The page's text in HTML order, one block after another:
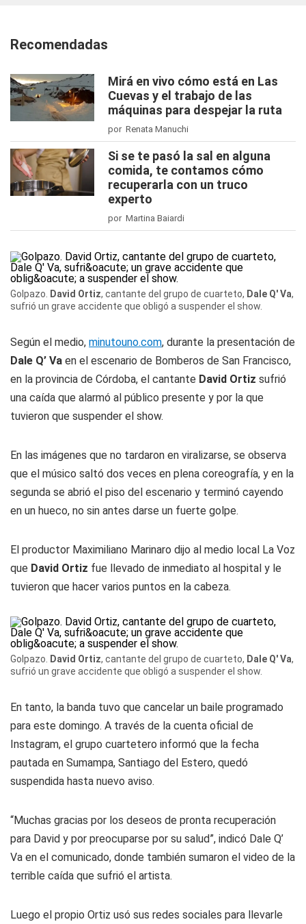
Recomendadas
Mirá en vivo cómo está en Las
Cuevas y el trabajo de las
máquinas para despejar la ruta
por Renata Manuchi
Si se te pasó la sal en alguna
comida, te contamos cómo
recuperarla con un truco
experto
por Martina Baiardi
Golpazo. David Ortiz, cantante del grupo de cuarteto, Dale Q' Va,
sufrió un grave accidente que obligó a suspender el show.
Según el medio, minutouno.com, durante la presentación de
Dale Q’ Va en el escenario de Bomberos de San Francisco,
en la provincia de Córdoba, el cantante David Ortiz sufrió
una caída que alarmó al público presente y por la que
tuvieron que suspender el show.
En las imágenes que no tardaron en viralizarse, se observa
que el músico saltó dos veces en plena coreografía, y en la
segunda se abrió el piso del escenario y terminó cayendo
en un hueco, no sin antes darse un fuerte golpe.
El productor Maximiliano Marinaro dijo al medio local La Voz
que David Ortiz fue llevado de inmediato al hospital y le
tuvieron que hacer varios puntos en la cabeza.
Golpazo. David Ortiz, cantante del grupo de cuarteto, Dale Q' Va,
sufrió un grave accidente que obligó a suspender el show.
En tanto, la banda tuvo que cancelar un baile programado
para este domingo. A través de la cuenta oficial de
Instagram, el grupo cuartetero informó que la fecha
pautada en Sumampa, Santiago del Estero, quedó
suspendida hasta nuevo aviso.
“Muchas gracias por los deseos de pronta recuperación
para David y por preocuparse por su salud”, indicó Dale Q’
Va en el comunicado, donde también sumaron el video de la
terrible caída que sufrió el artista.
Luego el propio Ortiz usó sus redes sociales para llevarle